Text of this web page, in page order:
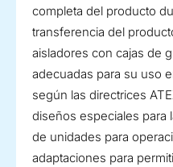
completa del producto
transferencia del
aisladores con cajas de
adecuadas para su uso
según las directrices
diseños especiales para
de unidades para
adaptaciones para